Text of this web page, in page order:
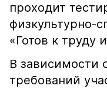
проходит
физкультурно-
«Готов к труду
В зависимости
требований